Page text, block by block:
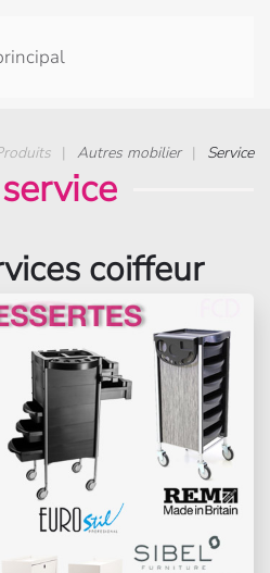
Autres mobilier Service
coiffeur